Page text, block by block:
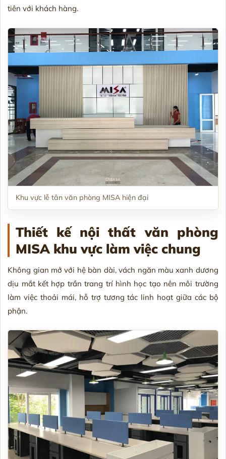
tiên với khách hàng.
Khu vực lễ tân văn phòng MISA hiện đại
Thiết kế nội thất văn phòng
MISA khu vực làm việc chung
Không gian mở với hệ bàn dài, vách ngăn màu xanh dương
dịu mắt kết hợp trần trang trí hình học tạo nên môi trường
làm việc thoải mái, hỗ trợ tương tác linh hoạt giữa các bộ
phận.